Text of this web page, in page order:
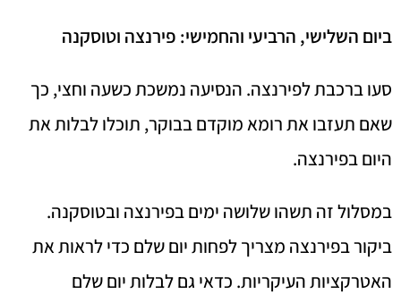
ביום השלישי, הרביעי והחמישי: פירנצה וטוסקנה
סעו ברכבת לפירנצה. הנסיעה נמשכת כשעה וחצי, כך
שאם תעזבו את רומא מוקדם בבוקר, תוכלו לבלות את
היום בפירנצה.
במסלול זה תשהו שלושה ימים בפירנצה ובטוסקנה.
ביקור בפירנצה מצריך לפחות יום שלם כדי לראות את
האטרקציות העיקריות. כדאי גם לבלות יום שלם